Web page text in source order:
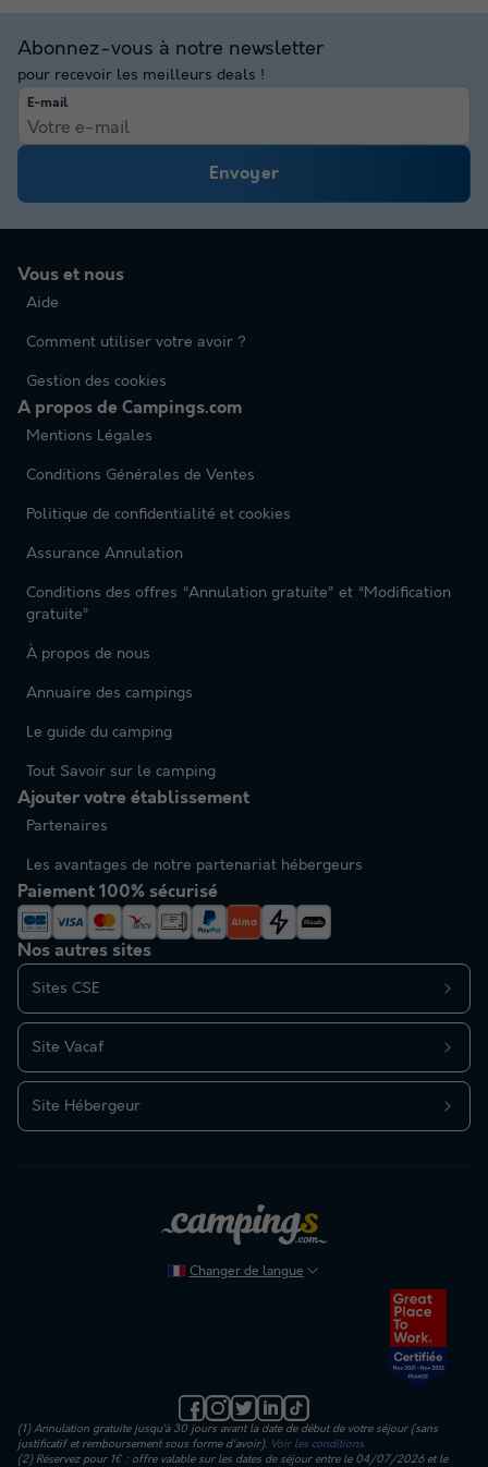
Abonnez-vous à notre newsletter
pour recevoir les meilleurs deals !
E-mail
Envoyer
Nos autres sites
Sites CSE
Site Vacaf
Site Hébergeur
Vous et nous
Aide
Comment utiliser votre avoir ?
Gestion des cookies
A propos de Campings.com
Mentions Légales
Conditions Générales de Ventes
Politique de confidentialité et cookies
Assurance Annulation
Conditions des offres “Annulation gratuite” et “Modification
gratuite”
À propos de nous
Annuaire des campings
Le guide du camping
Tout Savoir sur le camping
Ajouter votre établissement
Partenaires
Les avantages de notre partenariat hébergeurs
Paiement 100% sécurisé
Changer de langue
(1) Annulation gratuite jusqu’à 30 jours avant la date de début de votre séjour (sans
justificatif et remboursement sous forme d'avoir). Voir les conditions
(2) Réservez pour 1€ : offre valable sur les dates de séjour entre le 04/07/2026 et le